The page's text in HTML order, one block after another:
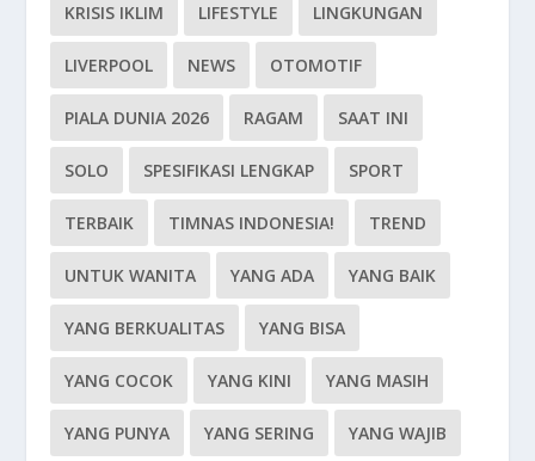
KRISIS IKLIM LIFESTYLE LINGKUNGAN
LIVERPOOL NEWS OTOMOTIF
PIALA DUNIA 2026 RAGAM SAAT INI
SOLO SPESIFIKASI LENGKAP SPORT
TERBAIK TIMNAS INDONESIA! TREND
UNTUK WANITA YANG ADA YANG BAIK
YANG BERKUALITAS YANG BISA
YANG COCOK YANG KINI YANG MASIH
YANG PUNYA YANG SERING YANG WAJIB